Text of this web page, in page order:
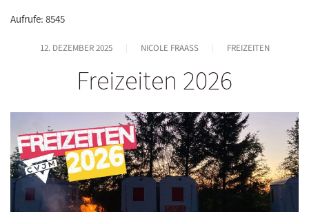
Aufrufe: 8545
12. DEZEMBER 2025 NICOLE FRAASS FREIZEITEN
Freizeiten 2026